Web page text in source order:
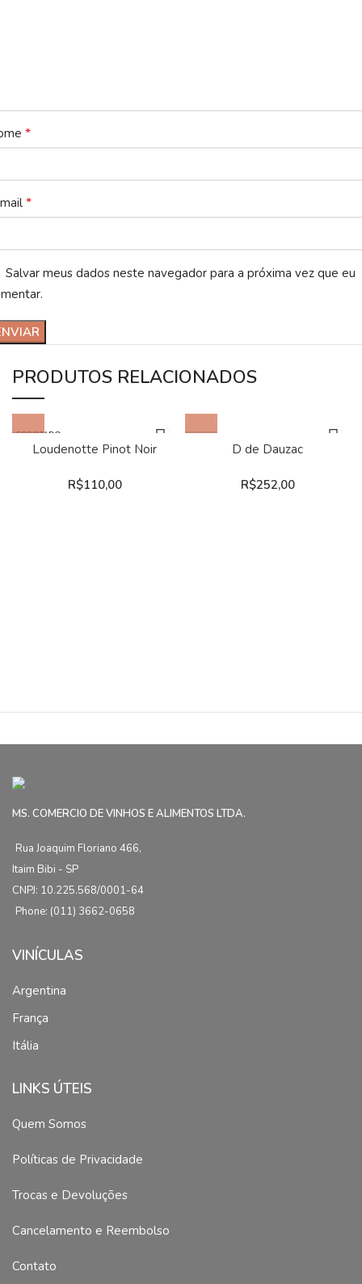
*
*
Salvar meus dados neste navegador para a próxima vez que eu
PRODUTOS RELACIONADOS
ESGOTADO
Loudenotte Pinot Noir
R$110,00
D de Dauzac
R$252,00
MS. COMERCIO DE VINHOS E ALIMENTOS LTDA.
Rua Joaquim Floriano 466,
Itaim Bibi - SP
CNPJ: 10.225.568/0001-64
Phone: (011) 3662-0658
VINÍCULAS
Argentina
França
Itália
LINKS ÚTEIS
Quem Somos
Políticas de Privacidade
Trocas e Devoluções
Cancelamento e Reembolso
Contato